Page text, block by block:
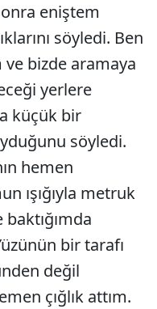
eniştem
söyledi. Ben
bizde aramaya
yerlere
küçük bir
söyledi.
hemen
ışığıyla metruk
bir tarafı
değil
çığlık attım.